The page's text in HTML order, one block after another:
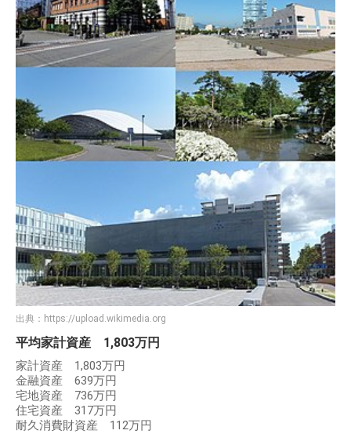
出典： https://upload.wikimedia.org
平均家計資産 1,803万円
家計資産 1,803万円
金融資産 639万円
宅地資産 736万円
住宅資産 317万円
耐久消費財資産 112万円